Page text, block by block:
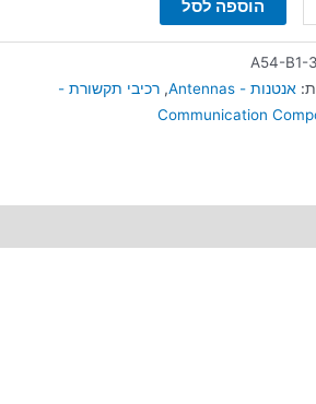
הוספה לסל
A54-B1-3
אנטנות - Antennas , רכיבי תקשורת -
Communication